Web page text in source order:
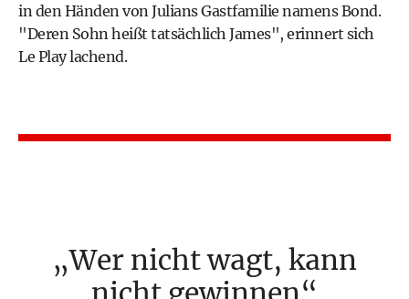
in den Händen von Julians Gastfamilie namens Bond.
"Deren Sohn heißt tatsächlich James", erinnert sich
Le Play lachend.
Wer nicht wagt, kann